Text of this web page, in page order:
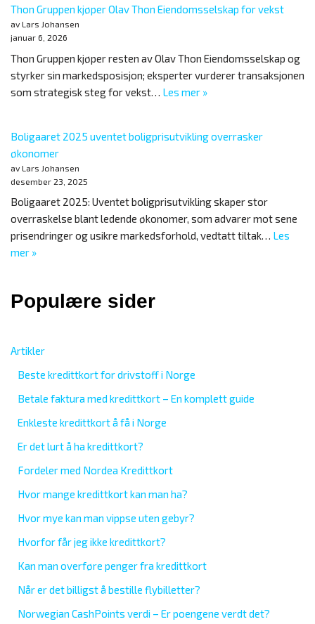
Thon Gruppen kjøper Olav Thon Eiendomsselskap for vekst
av Lars Johansen
januar 6, 2026
Thon Gruppen kjøper resten av Olav Thon Eiendomsselskap og
styrker sin markedsposisjon; eksperter vurderer transaksjonen
som strategisk steg for vekst… Les mer »
Boligaaret 2025 uventet boligprisutvikling overrasker
økonomer
av Lars Johansen
desember 23, 2025
Boligaaret 2025: Uventet boligprisutvikling skaper stor
overraskelse blant ledende økonomer, som advarer mot sene
prisendringer og usikre markedsforhold, vedtatt tiltak… Les
mer »
Populære sider
Artikler
Beste kredittkort for drivstoff i Norge
Betale faktura med kredittkort – En komplett guide
Enkleste kredittkort å få i Norge
Er det lurt å ha kredittkort?
Fordeler med Nordea Kredittkort
Hvor mange kredittkort kan man ha?
Hvor mye kan man vippse uten gebyr?
Hvorfor får jeg ikke kredittkort?
Kan man overføre penger fra kredittkort
Når er det billigst å bestille flybilletter?
Norwegian CashPoints verdi – Er poengene verdt det?